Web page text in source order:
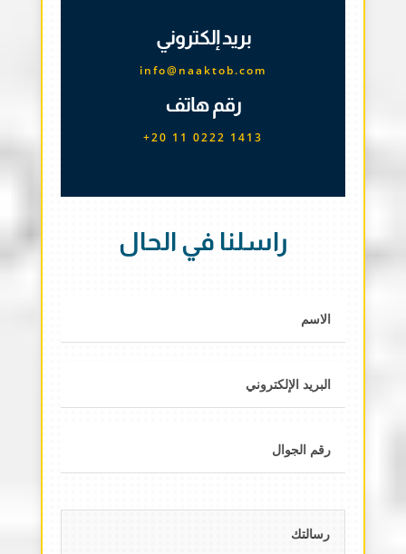
بريد إلكتروني
info@naaktob.com
رقم هاتف
+20 11 0222 1413
راسلنا في الحال